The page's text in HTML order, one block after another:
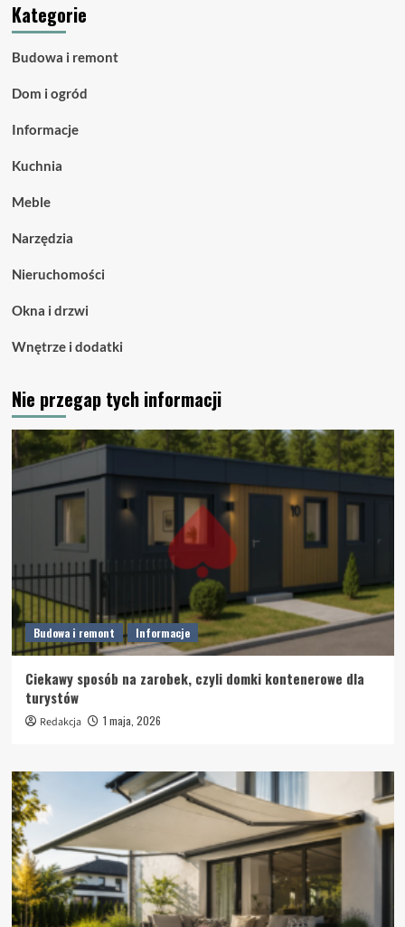
Kategorie
Budowa i remont
Dom i ogród
Informacje
Kuchnia
Meble
Narzędzia
Nieruchomości
Okna i drzwi
Wnętrze i dodatki
Nie przegap tych informacji
Budowa i remont Informacje
Ciekawy sposób na zarobek, czyli domki kontenerowe dla
turystów
Redakcja 1 maja, 2026